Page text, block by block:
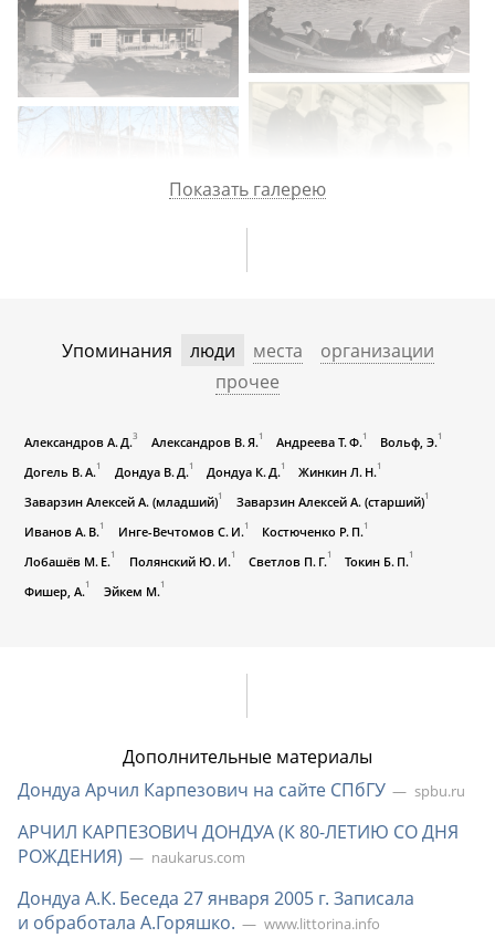
Показать галерею
Упоминания люди места
организации
прочее
Александров А. Д.3 Александров В. Я. 1 Андреева Т. Ф. 1 Вольф, Э. 1
Догель В. А. 1 Дондуа В. Д. 1 Дондуа К. Д. 1 Жинкин Л. Н. 1
Заварзин Алексей А. (младший)1 Заварзин Алексей А. (старший)1
Иванов А. В. 1 Инге-Вечтомов С. И. 1 Костюченко Р. П. 1
Лобашёв М. Е. 1 Полянский Ю. И. 1 Светлов П. Г. 1 Токин Б. П. 1
Фишер, А. 1 Эйкем М. 1
Дополнительные материалы
Дондуа Арчил Карпезович на сайте СПбГУ
spbu.ru
АРЧИЛ КАРПЕЗОВИЧ ДОНДУА (К80-ЛЕТИЮ СО ДНЯ
РОЖДЕНИЯ)
naukarus.com
Дондуа А.К. Беседа 27 января 2005 г. Записала
и обработала А.Горяшко.
www.littorina.info